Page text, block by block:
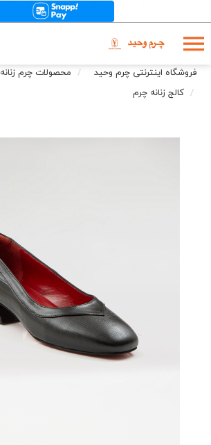
فروشگاه اینترنتی چرم وحید محصولات چرم زنانه
کالج زنانه چرم